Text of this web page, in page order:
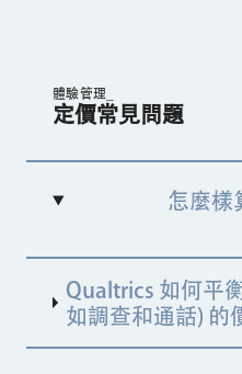
體驗管理_
定價常見問題
怎麼樣
並推動最佳行動而蒐集
同產品和套件使用的互
件的互動實例，而且這
Qualtrics 如何平
如調查和通話) 的